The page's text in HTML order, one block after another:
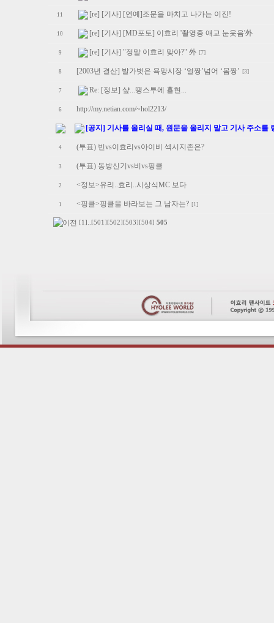
11 [re] [기사] [연예]조문을 마치고 나가는 이진!
10 [re] [기사] [MD포토] 이효리 '촬영중 애교 눈웃음'外
9 [re] [기사] "정말 이효리 맞아?" 外 [7]
8 [2003년 결산] 발가벗은 욕망시장 ‘얼짱’넘어 ‘몸짱’ [3]
7 Re: [정보] 샾...땡스투에 횰현...
6 http://my.netian.com/~hol2213/
[공지] 기사를 올리실 때, 원문을 올리지 말고 기사 주소를
4 (투표) 빈vs이효리vs아이비 섹시지존은?
3 (투표) 동방신기vs비vs핑클
2 <정보>유리..효리..시상식MC 보다
1 <핑클>핑클을 바라보는 그 남자는? [1]
[1] [501] [502] [503] [504] 505